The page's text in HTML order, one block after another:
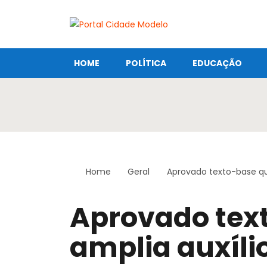
HOME POLÍTICA EDUCAÇÃO
Home Geral Aprovado texto-base
Aprovado
amplia